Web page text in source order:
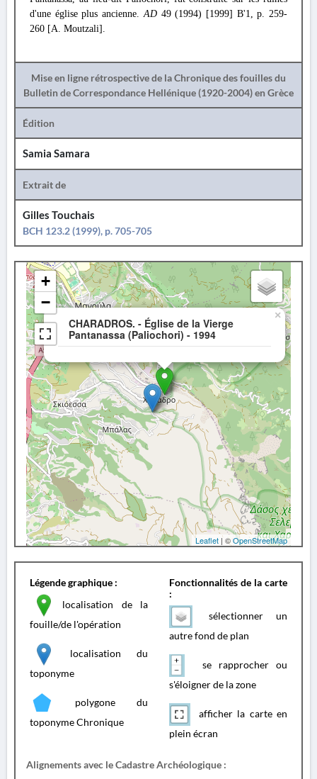
d'une église plus ancienne.AD49 (1994) [1999] Β'1, p. 259-
260 [A. Moutzali].
Mise en ligne rétrospective de la Chronique des fouilles du
Bulletin de Correspondance Hellénique (1920-2004) en Grèce
Édition
Samia Samara
Extrait de
Gilles Touchais
BCH 123.2 (1999), p. 705-705
CHARADROS. - Église de la Vierge
Pantanassa (Paliochori) - 1994
×
+
−
Leaflet | ©OpenStreetMap
Légende graphique :
localisation de la
fouille/de l'opération
localisation du
toponyme
polygone du
toponyme Chronique
Fonctionnalités de la carte
:
sélectionner un
autre fond de plan
se rapprocher ou
s'éloigner de la zone
afficher la carte en
plein écran
Alignements avec le Cadastre Archéologique :